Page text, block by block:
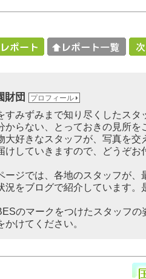
財団 プロフィール
みずみまで知り尽くしたスタ
からない、とっておきの見所を
大好きなスタッフが、写真を交
けしていきますので、どうぞお
ジでは、各地のスタッフが、
況をブログで紹介しています。
のマークをつけたスタッフの
けてください。